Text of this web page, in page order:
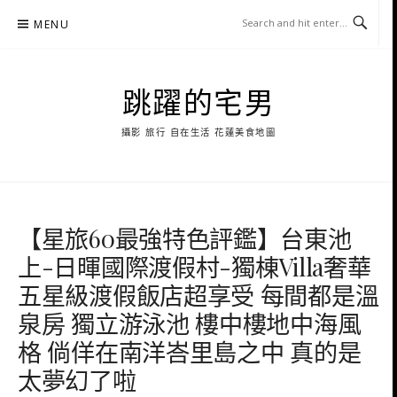
MENU
跳躍的宅男
攝影 旅行 自在生活 花蓮美食地圖
【星旅60最強特色評鑑】台東池
上-日暉國際渡假村-獨棟Villa奢華
五星級渡假飯店超享受 每間都是溫
泉房 獨立游泳池 樓中樓地中海風
格 倘佯在南洋峇里島之中 真的是
太夢幻了啦